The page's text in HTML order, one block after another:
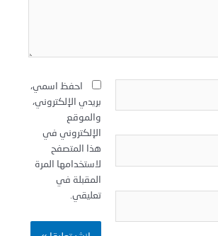
احفظ اسمي،
بريدي الإلكتروني،
والموقع
الإلكتروني في
هذا المتصفح
لاستخدامها المرة
المقبلة في
تعليقي.